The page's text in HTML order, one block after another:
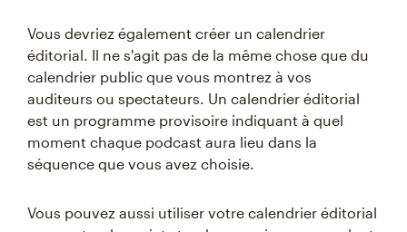
Vous devriez également créer un calendrier
éditorial. Il ne s'agit pas de la même chose que du
calendrier public que vous montrez à vos
auditeurs ou spectateurs. Un calendrier éditorial
est un programme provisoire indiquant à quel
moment chaque podcast aura lieu dans la
séquence que vous avez choisie.
Vous pouvez aussi utiliser votre calendrier éditorial